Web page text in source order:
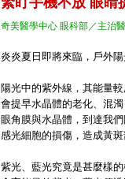
奇美醫學中心 眼科部／主治
炎炎夏日即將來臨，戶外
陽光中的紫外線，其能量
會提早水晶體的老化、混
眼角膜與水晶體，到 達我
感光細胞的損傷，造成黃
紫光、藍光究竟是甚麼樣